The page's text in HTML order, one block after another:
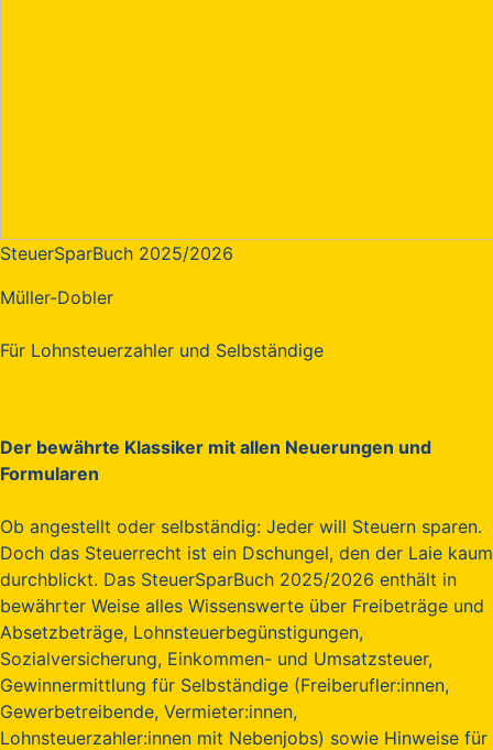
SteuerSparBuch 2025/2026
Müller-Dobler
Für Lohnsteuerzahler und Selbständige
Der bewährte Klassiker mit allen Neuerungen und
Formularen
Ob angestellt oder selbständig: Jeder will Steuern sparen.
Doch das Steuerrecht ist ein Dschungel, den der Laie kaum
durchblickt. Das SteuerSparBuch 2025/2026 enthält in
bewährter Weise alles Wissenswerte über Freibeträge und
Absetzbeträge, Lohnsteuerbegünstigungen,
Sozialversicherung, Einkommen- und Umsatzsteuer,
Gewinnermittlung für Selbständige (Freiberufler:innen,
Gewerbetreibende, Vermieter:innen,
Lohnsteuerzahler:innen mit Nebenjobs) sowie Hinweise für